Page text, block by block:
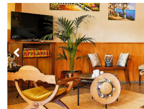
A
DOG
OFFERTE
A
DOG